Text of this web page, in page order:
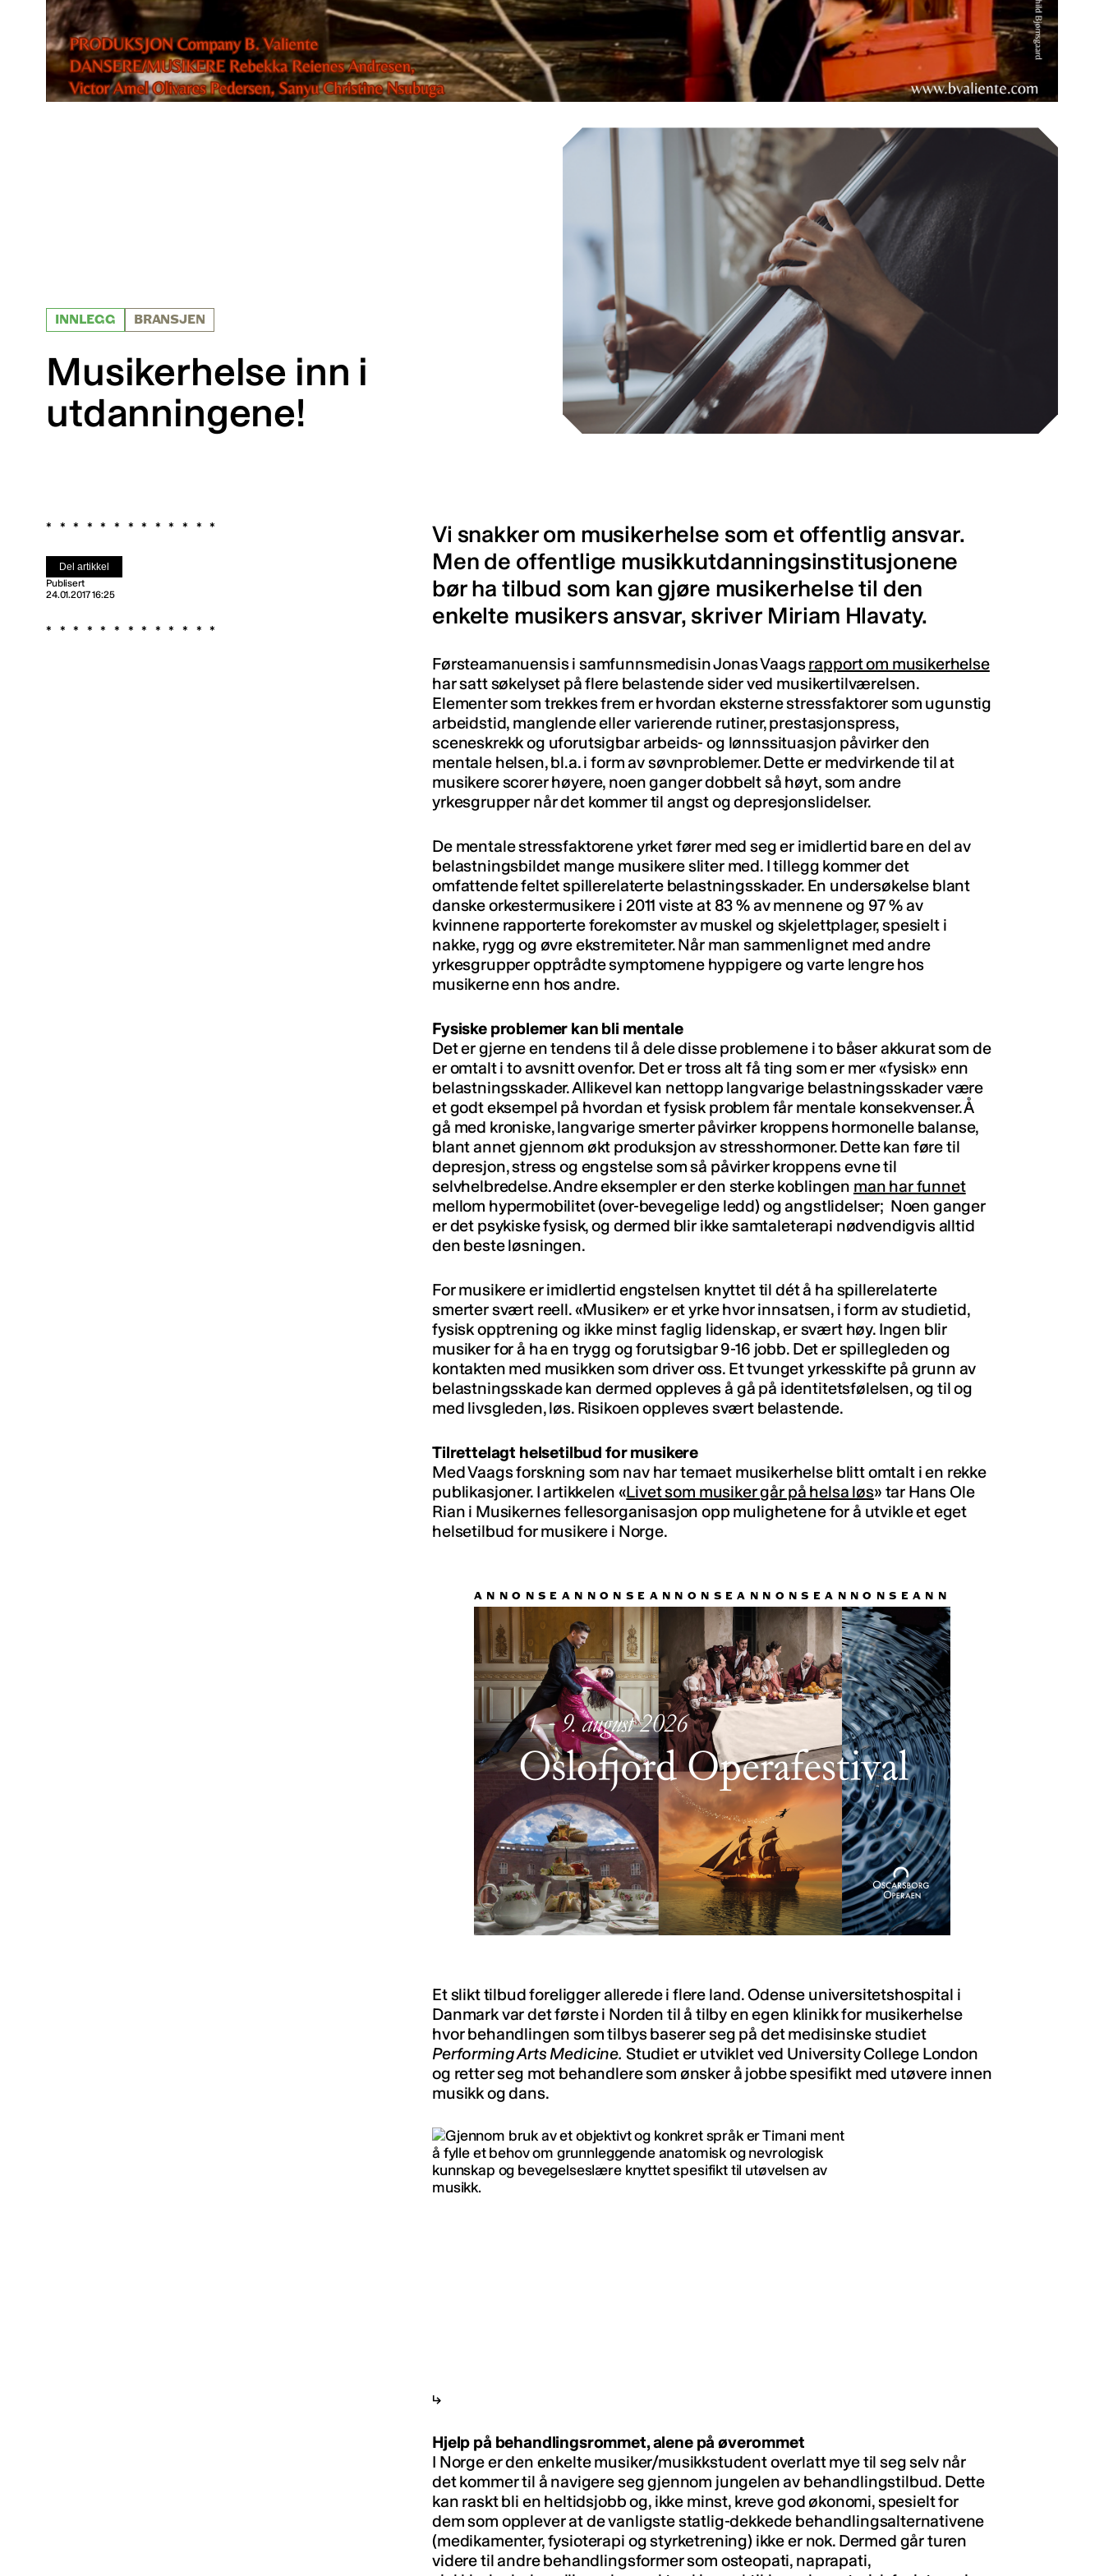
INNLEGG BRANSJEN
Musikerhelse inn i
utdanningene!
Del artikkel
Publisert
24.01.2017 16:25
Vi snakker om musikerhelse som et offentlig ansvar.
Men de offentlige musikkutdanningsinstitusjonene
bør ha tilbud som kan gjøre musikerhelse til den
enkelte musikers ansvar, skriver Miriam Hlavaty.
Førsteamanuensis i samfunnsmedisin Jonas Vaagsrapport om musikerhelse
har satt søkelyset på flere belastende sider ved musikertilværelsen.
Elementer som trekkes frem er hvordan eksterne stressfaktorer som ugunstig
arbeidstid, manglende eller varierende rutiner, prestasjonspress,
sceneskrekk og uforutsigbar arbeids- og lønnssituasjon påvirker den
mentale helsen, bl.a. i form av søvnproblemer. Dette er medvirkende til at
musikere scorer høyere, noen ganger dobbelt så høyt, som andre
yrkesgrupper når det kommer til angst og depresjonslidelser.
De mentale stressfaktorene yrket fører med seg er imidlertid bare en del av
belastningsbildet mange musikere sliter med. I tillegg kommer det
omfattende feltet spillerelaterte belastningsskader. En undersøkelse blant
danske orkestermusikere i 2011 viste at 83 % av mennene og 97 % av
kvinnene rapporterte forekomster av muskel og skjelettplager, spesielt i
nakke, rygg og øvre ekstremiteter. Når man sammenlignet med andre
yrkesgrupper opptrådte symptomene hyppigere og varte lengre hos
musikerne enn hos andre.
Fysiske problemer kan bli mentale
Det er gjerne en tendens til å dele disse problemene i to båser akkurat som de
er omtalt i to avsnitt ovenfor. Det er tross alt få ting som er mer «fysisk» enn
belastningsskader. Allikevel kan nettopp langvarige belastningsskader være
et godt eksempel på hvordan et fysisk problem får mentale konsekvenser. Å
gå med kroniske, langvarige smerter påvirker kroppens hormonelle balanse,
blant annet gjennom økt produksjon av stresshormoner. Dette kan føre til
depresjon, stress og engstelse som så påvirker kroppens evne til
selvhelbredelse. Andre eksempler er den sterke koblingen man har funnet
mellom hypermobilitet (over-bevegelige ledd) og angstlidelser; Noen ganger
er det psykiske fysisk, og dermed blir ikke samtaleterapi nødvendigvis alltid
den beste løsningen.
For musikere er imidlertid engstelsen knyttet til dét å ha spillerelaterte
smerter svært reell. «Musiker» er et yrke hvor innsatsen, i form av studietid,
fysisk opptrening og ikke minst faglig lidenskap, er svært høy. Ingen blir
musiker for å ha en trygg og forutsigbar 9-16 jobb. Det er spillegleden og
kontakten med musikken som driver oss. Et tvunget yrkesskifte på grunn av
belastningsskade kan dermed oppleves å gå på identitetsfølelsen, og til og
med livsgleden, løs. Risikoen oppleves svært belastende.
Tilrettelagt helsetilbud for musikere
Med Vaags forskning som nav har temaet musikerhelse blitt omtalt i en rekke
publikasjoner. I artikkelen «Livet som musiker går på helsa løs» tar Hans Ole
Rian i Musikernes fellesorganisasjon opp mulighetene for å utvikle et eget
helsetilbud for musikere i Norge.
Et slikt tilbud foreligger allerede i flere land. Odense universitetshospital i
Danmark var det første i Norden til å tilby en egen klinikk for musikerhelse
hvor behandlingen som tilbys baserer seg på det medisinske studiet
Performing Arts Medicine. Studiet er utviklet ved University College London
og retter seg mot behandlere som ønsker å jobbe spesifikt med utøvere innen
musikk og dans.
Hjelp på behandlingsrommet, alene på øverommet
I Norge er den enkelte musiker/musikkstudent overlatt mye til seg selv når
det kommer til å navigere seg gjennom jungelen av behandlingstilbud. Dette
kan raskt bli en heltidsjobb og, ikke minst, kreve god økonomi, spesielt for
dem som opplever at de vanligste statlig-dekkede behandlingsalternativene
(medikamenter, fysioterapi og styrketrening) ikke er nok. Dermed går turen
videre til andre behandlingsformer som osteopati, naprapati,